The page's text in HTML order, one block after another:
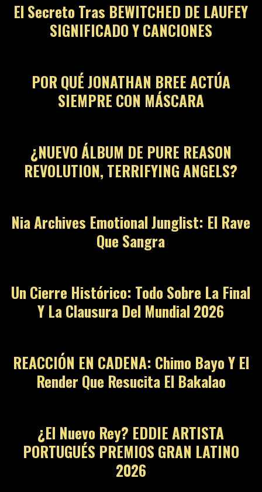
El Secreto Tras BEWITCHED DE LAUFEY
SIGNIFICADO Y CANCIONES06
POR QUÉ JONATHAN BREE ACTÚA
SIEMPRE CON MÁSCARA
¿NUEVO ÁLBUM DE PURE REASON
REVOLUTION, TERRIFYING ANGELS?
08
Nia Archives Emotional Junglist: El Rave
Que Sangra
Un Cierre Histórico: Todo Sobre La Final
Y La Clausura Del Mundial 2026
10
REACCIÓN EN CADENA: Chimo Bayo Y El
Render Que Resucita El Bakalao
11
¿El Nuevo Rey? EDDIE ARTISTA
PORTUGUÉS PREMIOS GRAN LATINO
2026